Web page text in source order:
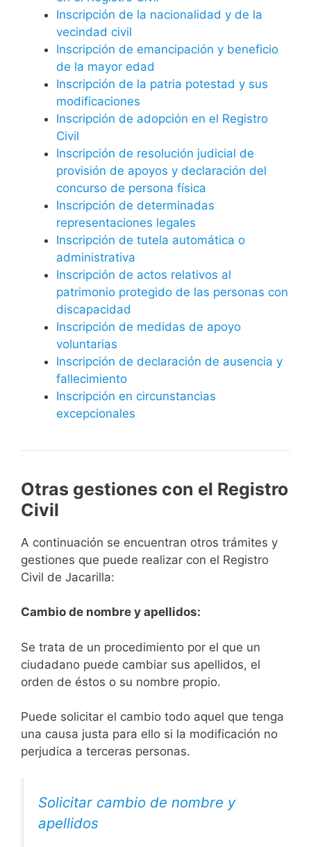
Inscripción de la nacionalidad y de la
vecindad civil
Inscripción de emancipación y beneficio
de la mayor edad
Inscripción de la patria potestad y sus
modificaciones
Inscripción de adopción en el Registro
Civil
Inscripción de resolución judicial de
provisión de apoyos y declaración del
concurso de persona física
Inscripción de determinadas
representaciones legales
Inscripción de tutela automática o
administrativa
Inscripción de actos relativos al
patrimonio protegido de las personas con
discapacidad
Inscripción de medidas de apoyo
voluntarias
Inscripción de declaración de ausencia y
fallecimiento
Inscripción en circunstancias
excepcionales
Otras gestiones con el Registro
Civil
A continuación se encuentran otros trámites y
gestiones que puede realizar con el Registro
Civil de Jacarilla:
Cambio de nombre y apellidos:
Se trata de un procedimiento por el que un
ciudadano puede cambiar sus apellidos, el
orden de éstos o su nombre propio.
Puede solicitar el cambio todo aquel que tenga
una causa justa para ello si la modificación no
perjudica a terceras personas.
Solicitar cambio de nombre y
apellidos